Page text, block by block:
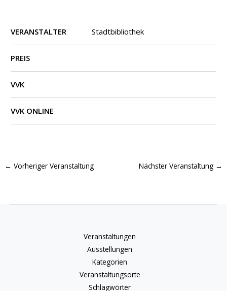
VERANSTALTER Stadtbibliothek
PREIS
VVK
VVK ONLINE
← Vorheriger Veranstaltung Nächster Veranstaltung →
Veranstaltungen
Ausstellungen
Kategorien
Veranstaltungsorte
Schlagwörter